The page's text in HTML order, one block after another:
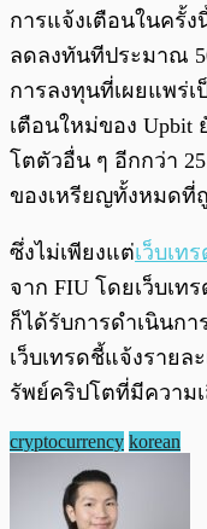
การแจ้งเตือนในครั้
ลดลงทันทีประมาณ
การลงทุนที่เผยแพร่
เตือนใหม่ของ Upbit
โตตัวอื่น ๆ อีกกว่า
ของเหรียญทั้งหมด
ซึ่งไม่เพียงแต่เว็บเทร
จาก FIU โดยเว็บเท
ก็ได้รับการดำเนินก
เว็บเทรดชี้แจ้งรายล
รัพย์คริปโตที่มีความเ
cryptocurrency korean